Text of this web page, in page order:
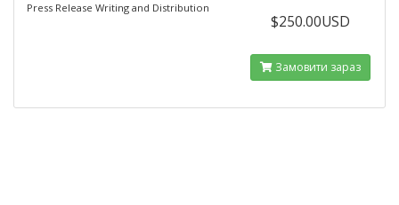
Press Release Writing and Distribution
$250.00USD
Замовити зараз